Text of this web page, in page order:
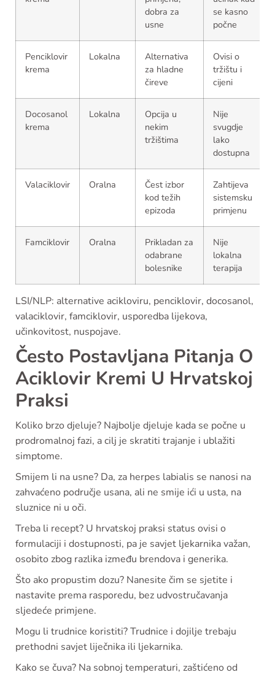
dobra za
usne
se kasno
počne
Penciklovir
krema
Lokalna
Alternativa
za hladne
čireve
Ovisi o
tržištu i
cijeni
Docosanol
krema
Lokalna
Opcija u
nekim
tržištima
Nije
svugdje
lako
dostupna
Valaciklovir Oralna
Čest izbor
kod težih
epizoda
Zahtijeva
sistemsku
primjenu
Famciklovir Oralna
Prikladan za
odabrane
bolesnike
Nije
lokalna
terapija
LSI/NLP: alternative acikloviru, penciklovir, docosanol,
valaciklovir, famciklovir, usporedba lijekova,
učinkovitost, nuspojave.
Često Postavljana Pitanja O
Aciklovir Kremi U Hrvatskoj
Praksi
Koliko brzo djeluje? Najbolje djeluje kada se počne u
prodromalnoj fazi, a cilj je skratiti trajanje i ublažiti
simptome.
Smijem li na usne? Da, za herpes labialis se nanosi na
zahvaćeno područje usana, ali ne smije ići u usta, na
sluznice ni u oči.
Treba li recept? U hrvatskoj praksi status ovisi o
formulaciji i dostupnosti, pa je savjet ljekarnika važan,
osobito zbog razlika između brendova i generika.
Što ako propustim dozu? Nanesite čim se sjetite i
nastavite prema rasporedu, bez udvostručavanja
sljedeće primjene.
Mogu li trudnice koristiti? Trudnice i dojilje trebaju
prethodni savjet liječnika ili ljekarnika.
Kako se čuva? Na sobnoj temperaturi, zaštićeno od